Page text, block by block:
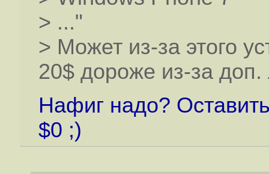
> ..."
> Может из-за этого
20$ дороже из-за доп.
Нафиг надо?
$0 ;)